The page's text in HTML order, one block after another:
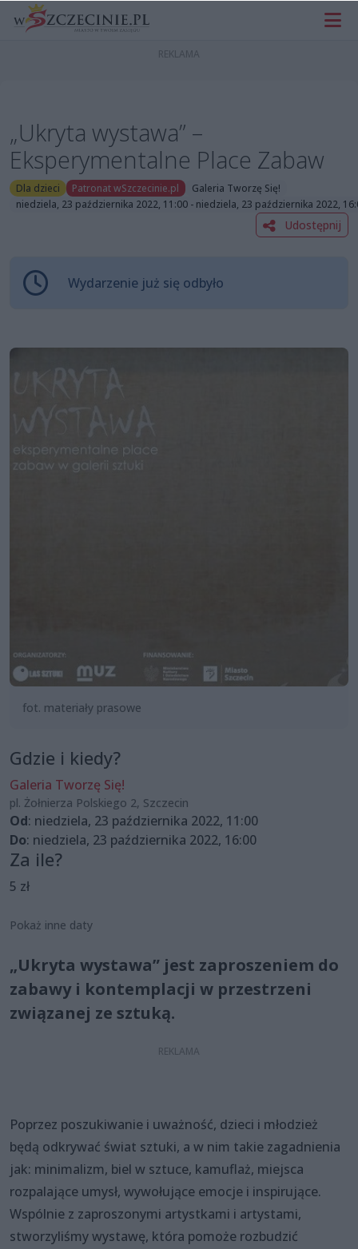
„Ukryta wystawa” –
Eksperymentalne Place Zabaw
Dla dzieci Patronat wSzczecinie.pl
Galeria Tworzę Się!
niedziela, 23 października 2022, 11:00 - niedziela, 23 października 2022,
Udostępnij
Wydarzenie już się odbyło
fot. materiały prasowe
Gdzie i kiedy?
Galeria Tworzę Się!
pl. Żołnierza Polskiego 2, Szczecin
Od: niedziela, 23 października 2022, 11:00
Do: niedziela, 23 października 2022, 16:00
Za ile?
5 zł
Pokaż inne daty
„Ukryta wystawa” jest zaproszeniem do
zabawy i kontemplacji w przestrzeni
związanej ze sztuką.
Poprzez poszukiwanie i uważność, dzieci i młodzież
będą odkrywać świat sztuki, a w nim takie zagadnienia
jak: minimalizm, biel w sztuce, kamuflaż, miejsca
rozpalające umysł, wywołujące emocje i inspirujące.
Wspólnie z zaproszonymi artystkami i artystami,
stworzyliśmy wystawę, która pomoże rozbudzić